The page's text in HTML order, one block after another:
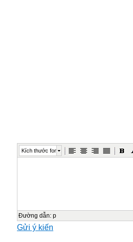
进行十倍的索取赔偿！
添加标题文字内容
Kích thước font
Đường dẫn: p
Gửi ý kiến